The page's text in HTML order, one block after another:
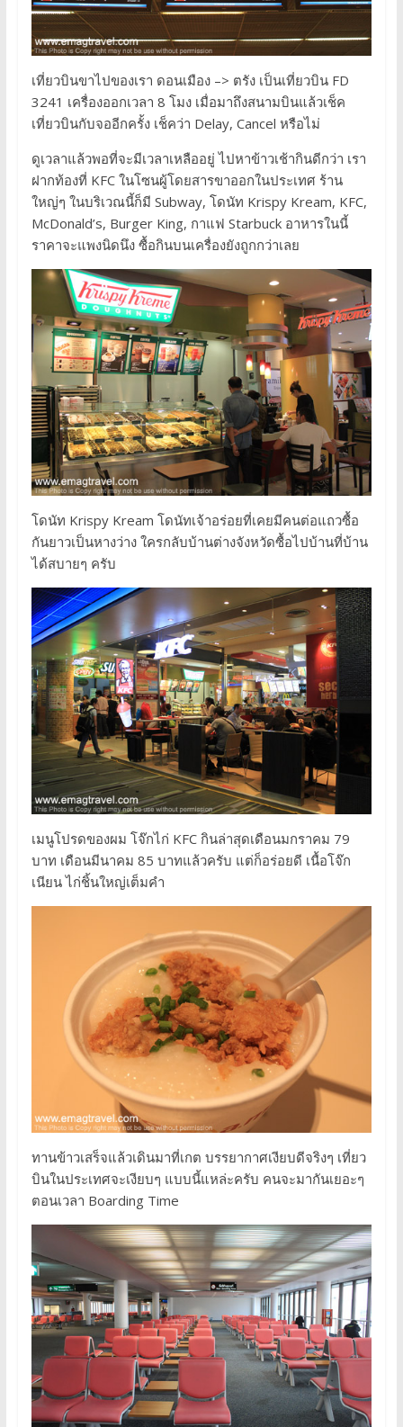
เที่ยวบินขาไปของเรา ดอนเมือง –> ตรัง เป็นเที่ยวบิน FD
3241 เครื่องออกเวลา 8 โมง เมื่อมาถึงสนามบินแล้วเช็ค
เที่ยวบินกับจออีกครั้ง เช็คว่า Delay, Cancel หรือไม่
ดูเวลาแล้วพอที่จะมีเวลาเหลืออยู่ ไปหาข้าวเช้ากินดีกว่า เรา
ฝากท้องที่ KFC ในโซนผู้โดยสารขาออกในประเทศ ร้าน
ใหญ่ๆ ในบริเวณนี้ก็มี Subway, โดนัท Krispy Kream, KFC,
McDonald’s, Burger King, กาแฟ Starbuck อาหารในนี้
ราคาจะแพงนิดนึง ซื้อกินบนเครื่องยังถูกกว่าเลย
โดนัท Krispy Kream โดนัทเจ้าอร่อยที่เคยมีคนต่อแถวซื้อ
กันยาวเป็นหางว่าง ใครกลับบ้านต่างจังหวัดซื้อไปบ้านที่บ้าน
ได้สบายๆ ครับ
เมนูโปรดของผม โจ๊กไก่ KFC กินล่าสุดเดือนมกราคม 79
บาท เดือนมีนาคม 85 บาทแล้วครับ แต่ก็อร่อยดี เนื้อโจ๊ก
เนียน ไก่ชิ้นใหญ่เต็มคำ
ทานข้าวเสร็จแล้วเดินมาที่เกต บรรยากาศเงียบดีจริงๆ เที่ยว
บินในประเทศจะเงียบๆ แบบนี้แหล่ะครับ คนจะมากันเยอะๆ
ตอนเวลา Boarding Time